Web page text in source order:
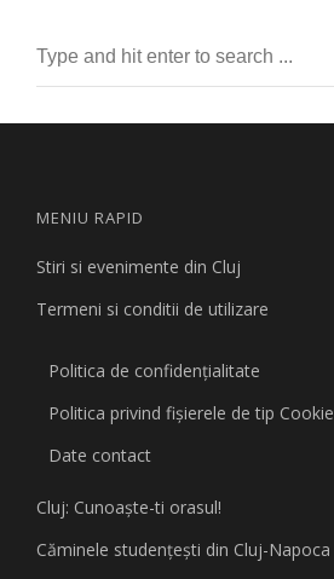
MENIU RAPID
Stiri si evenimente din Cluj
Termeni si conditii de utilizare
Politica de confidențialitate
Politica privind fişierele de tip Cookie
Date contact
Cluj: Cunoaşte-ti orasul!
Căminele studenţeşti din Cluj-Napoca